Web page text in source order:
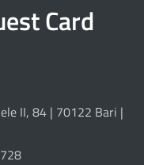
Card
II, 84 | 70122 Bari |